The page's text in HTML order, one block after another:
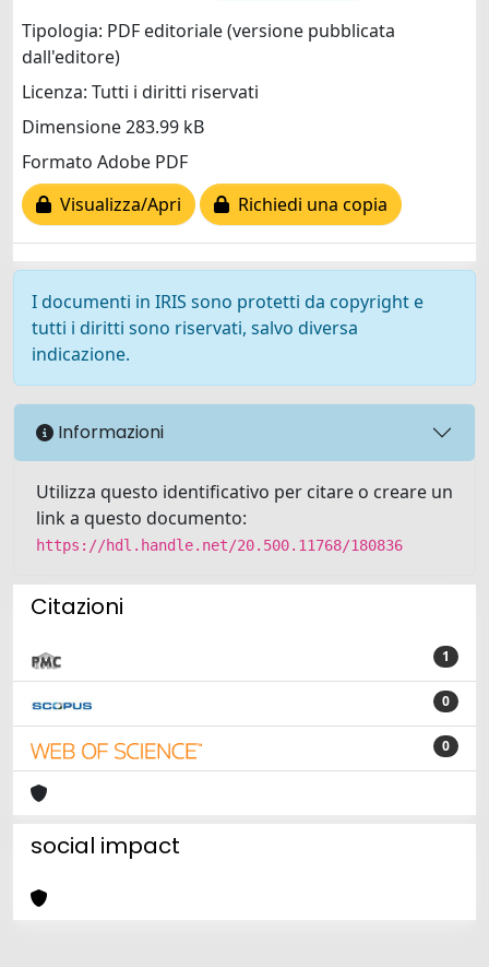
Tipologia: PDF editoriale (versione pubblicata
dall'editore)
Licenza: Tutti i diritti riservati
Dimensione 283.99 kB
Formato Adobe PDF
Visualizza/Apri
Richiedi una copia
I documenti in IRIS sono protetti da copyright e
tutti i diritti sono riservati, salvo diversa
indicazione.
Informazioni
Utilizza questo identificativo per citare o creare un
link a questo documento:
https://hdl.handle.net/20.500.11768/180836
Citazioni
1
0
0
social impact